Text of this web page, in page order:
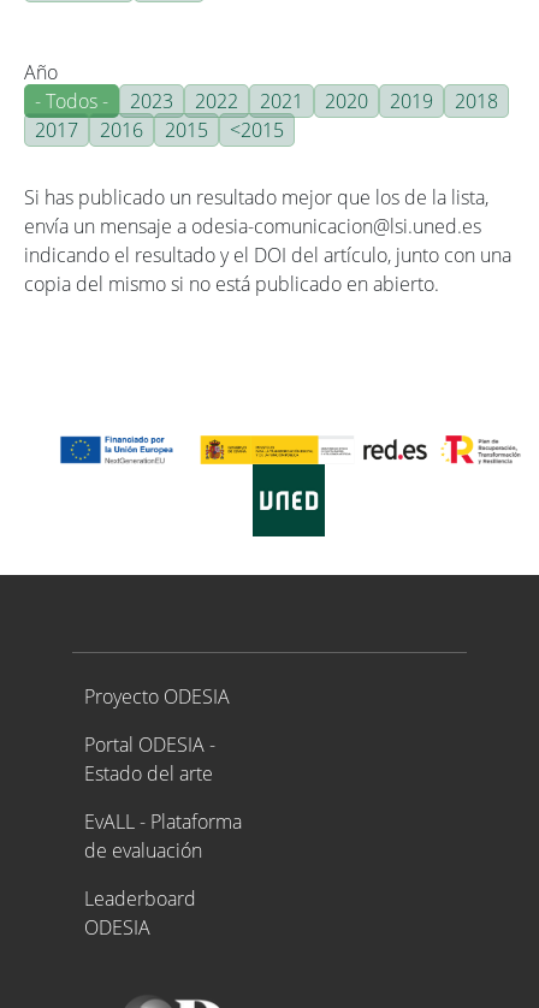
Año
- Todos -
2023 2022 2021 2020 2019
2018
2017
2016 2015 <2015
Si has publicado un resultado mejor que los de la lista,
envía un mensaje a odesia-comunicacion@lsi.uned.es
indicando el resultado y el DOI del artículo, junto con una
copia del mismo si no está publicado en abierto.
Proyecto ODESIA
Proyecto ODESIA
Portal ODESIA -
Estado del arte
EvALL - Plataforma
de evaluación
Leaderboard
ODESIA